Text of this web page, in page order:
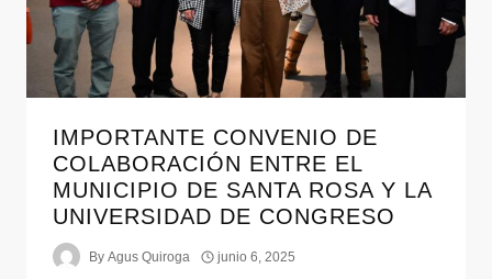
IMPORTANTE CONVENIO DE
COLABORACIÓN ENTRE EL
MUNICIPIO DE SANTA ROSA Y LA
UNIVERSIDAD DE CONGRESO
By Agus Quiroga junio 6, 2025